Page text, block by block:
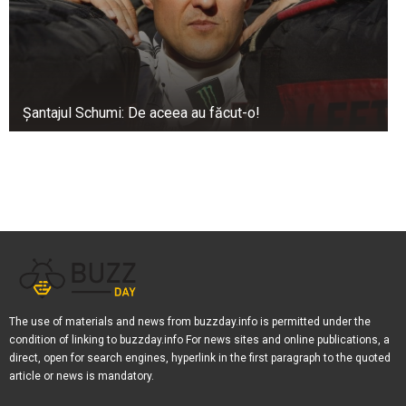
Șantajul Schumi: De aceea au făcut-o!
The use of materials and news from buzzday.info is permitted under the
condition of linking to buzzday.info For news sites and online publications, a
direct, open for search engines, hyperlink in the first paragraph to the quoted
article or news is mandatory.